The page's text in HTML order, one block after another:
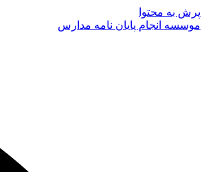
پرش به محتوا
موسسه انجام پایان نامه مدارس